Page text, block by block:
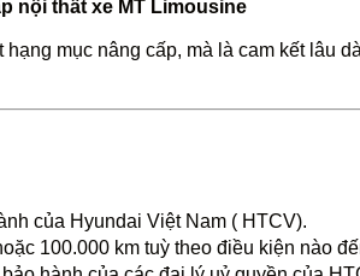
nội thất xe MT Limousine
hạng mục nâng cấp, mà là cam kết lâu
của Hyundai Việt Nam ( HTCV).
100.000 km tuỳ theo điều kiện nào